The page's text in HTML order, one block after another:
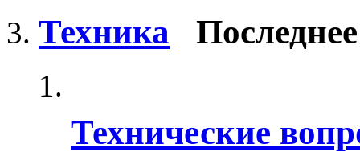
Техника
Технические